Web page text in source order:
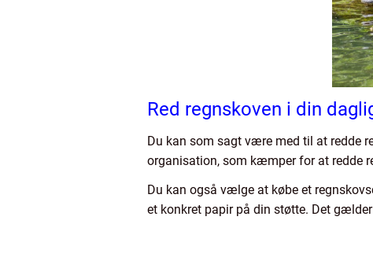
Red regnskoven i din
Du kan som sagt være med til at redde
organisation, som kæmper for at redde
Du kan også vælge at købe et
et konkret papir på din støtte. Det